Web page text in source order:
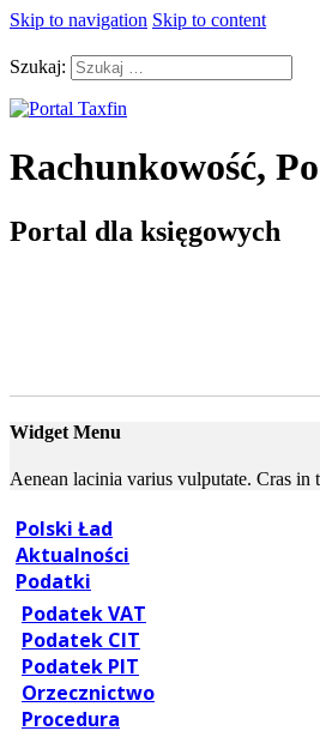
Skip to navigation Skip to content
Szukaj:
Rachunkowość,
Portal dla księgowych
Widget Menu
Aenean lacinia varius vulputate. Cras in
Polski Ład
Aktualności
Podatki
Podatek VAT
Podatek CIT
Podatek PIT
Orzecznictwo
Procedura